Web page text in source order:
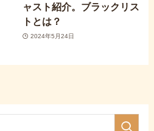
ャスト紹介。ブラックリス
トとは？
2024年5月24日